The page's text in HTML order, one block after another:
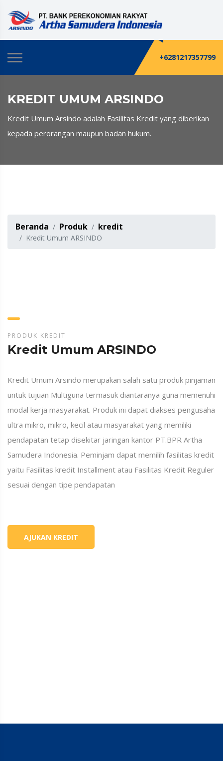
+6281217357799
KREDIT UMUM ARSINDO
Kredit Umum Arsindo adalah Fasilitas Kredit yang diberikan
kepada perorangan maupun badan hukum.
Beranda Produk kredit
Kredit Umum ARSINDO
PRODUK KREDIT
Kredit Umum ARSINDO
Kredit Umum Arsindo merupakan salah satu produk pinjaman
untuk tujuan Multiguna termasuk diantaranya guna memenuhi
modal kerja masyarakat. Produk ini dapat diakses pengusaha
ultra mikro, mikro, kecil atau masyarakat yang memiliki
pendapatan tetap disekitar jaringan kantor PT.BPR Artha
Samudera Indonesia. Peminjam dapat memilih fasilitas kredit
yaitu Fasilitas kredit Installment atau Fasilitas Kredit Reguler
sesuai dengan tipe pendapatan
AJUKAN KREDIT